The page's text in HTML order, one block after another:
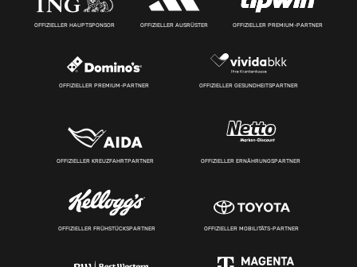
OFFIZIELLER HAUPTSPONSOR OFFIZIELLER AUSRÜSTER OFFIZIELLER PREMIUM-PARTNER
OFFIZIELLER PREMIUM-PARTNER OFFIZIELLER GESUNDHEITSPARTNER
OFFIZIELLER KREUZFAHRTPARTNER OFFIZIELLER ERNÄHRUNGSPARTNER
OFFIZIELLER FRÜHSTÜCKSPARTNER OFFIZIELLER MOBILITÄTS-PARTNER